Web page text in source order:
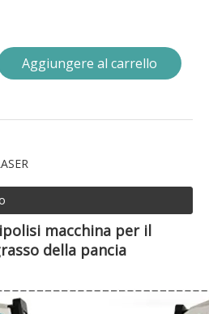
Aggiungere al carrello
per il
della pancia